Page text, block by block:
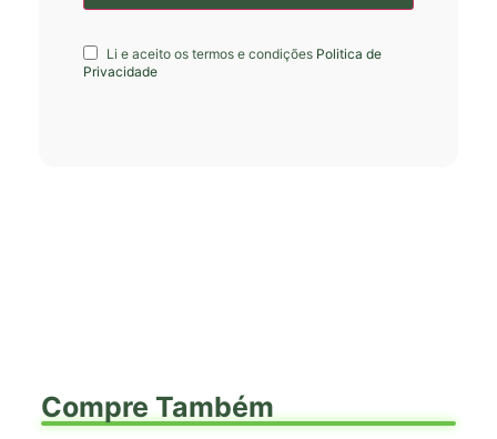
Li e aceito os termos e condições Politica de
Privacidade
Compre Também